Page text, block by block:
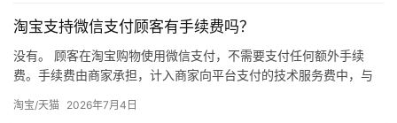
淘宝支持微信支付顾客有手续费吗？
没有。 顾客在淘宝购物使用微信支付，不需要支付任何额外手续
费。手续费由商家承担，计入商家向平台支付的技术服务费中，与
后…
淘宝/天猫 2026年7月4日